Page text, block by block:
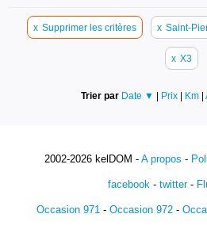
x Supprimer les critères x Saint-
x X3
Trier par Date ▼ | Prix | Km |
2002-2026 kelDOM - A propos -
facebook- twitter-
Occasion 971 - Occasion 972 -